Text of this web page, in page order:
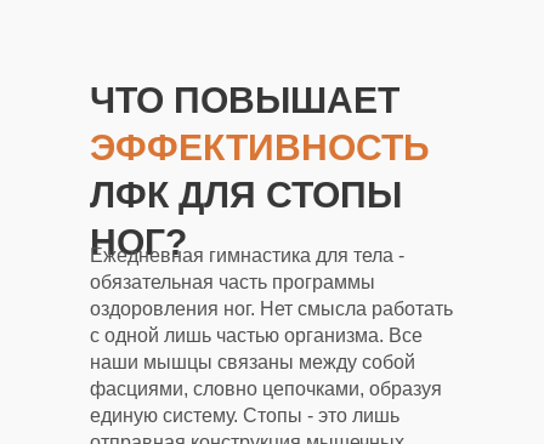
ЧТО ПОВЫШАЕТ
ЭФФЕКТИВНОСТЬ
ЛФК ДЛЯ СТОПЫ
НОГ?
Ежедневная гимнастика для тела -
обязательная часть программы
оздоровления ног. Нет смысла работать
с одной лишь частью организма. Все
наши мышцы связаны между собой
фасциями, словно цепочками, образуя
единую систему. Стопы - это лишь